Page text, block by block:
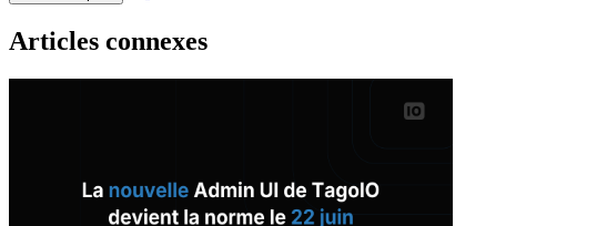
Articles connexes